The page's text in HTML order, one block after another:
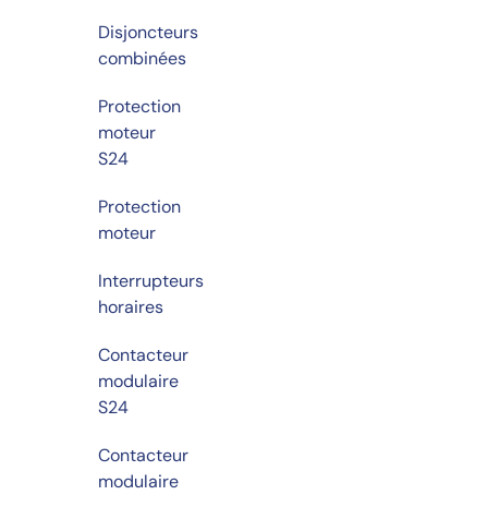
Disjoncteurs
combinées
Protection
moteur
S24
Protection
moteur
Interrupteurs
horaires
Contacteur
modulaire
S24
Contacteur
modulaire